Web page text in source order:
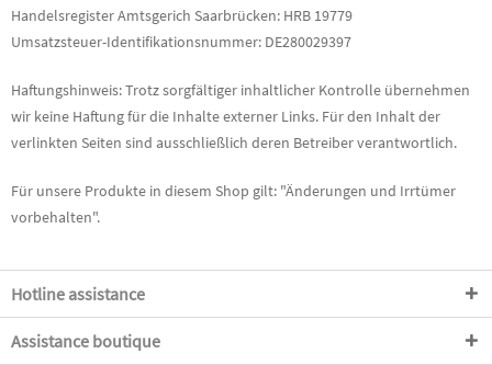
Handelsregister Amtsgerich Saarbrücken: HRB 19779
Umsatzsteuer-Identifikationsnummer: DE280029397
Haftungshinweis: Trotz sorgfältiger inhaltlicher Kontrolle übernehmen
wir keine Haftung für die Inhalte externer Links. Für den Inhalt der
verlinkten Seiten sind ausschließlich deren Betreiber verantwortlich.
Für unsere Produkte in diesem Shop gilt: "Änderungen und Irrtümer
vorbehalten".
Hotline assistance
Assistance boutique